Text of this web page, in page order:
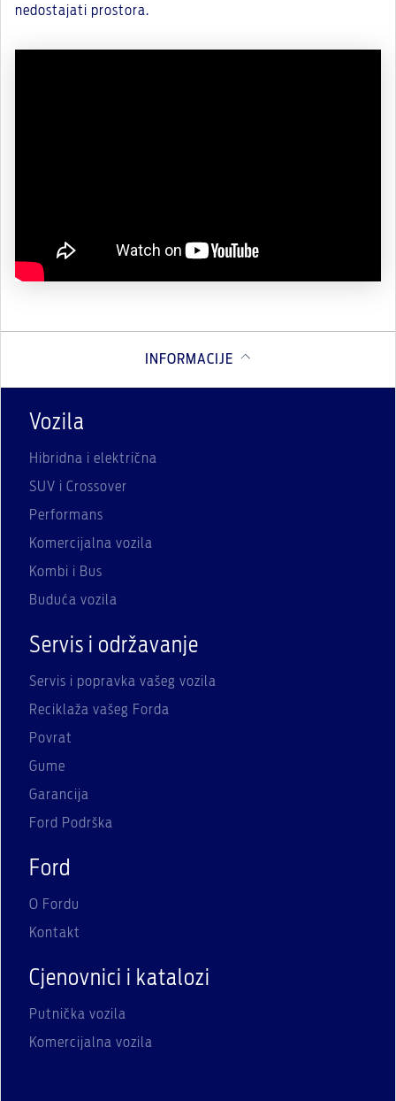
nedostajati prostora.
INFORMACIJE
Vozila
Hibridna i električna
SUV i Crossover
Performans
Komercijalna vozila
Kombi i Bus
Buduća vozila
Servis i održavanje
Servis i popravka vašeg vozila
Reciklaža vašeg Forda
Povrat
Gume
Garancija
Ford Podrška
Ford
O Fordu
Kontakt
Cjenovnici i katalozi
Putnička vozila
Komercijalna vozila